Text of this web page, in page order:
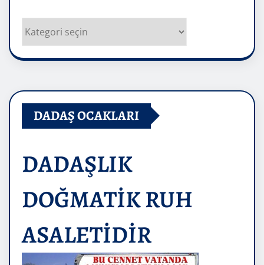
Kategoriler
DADAŞ OCAKLARI
DADAŞLIK
DOĞMATİK RUH
ASALETİDİR